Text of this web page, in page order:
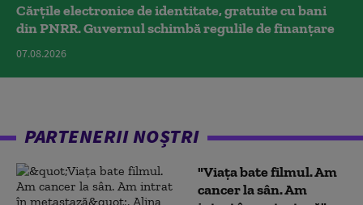
Cărțile electronice de identitate, gratuite cu bani
din PNRR. Guvernul schimbă regulile de finanțare
07.08.2026
PARTENERII NOȘTRI
"Viața bate filmul. Am
cancer la sân. Am